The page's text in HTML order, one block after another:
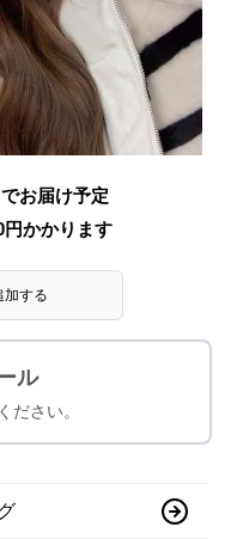
お届け予定
円かかります
加する
ル
ださい。